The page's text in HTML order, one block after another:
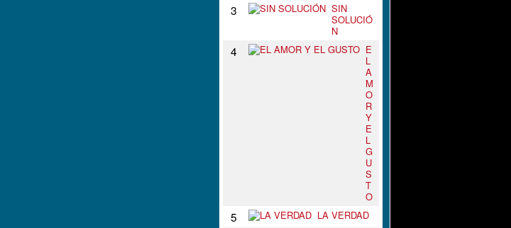
3
SIN
SOLUCIÓ
N
4
E
L
A
M
O
R
Y
E
L
G
U
S
T
O
5 LA VERDAD